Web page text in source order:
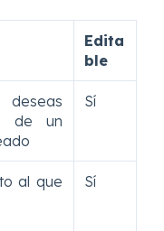
Edita
ble
de un
Sí
al que
Sí